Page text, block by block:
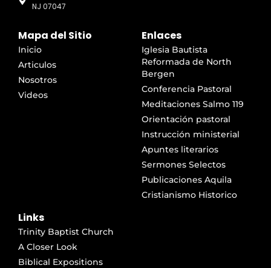
NJ 07047
Mapa del Sitio
Inicio
Articulos
Nosotros
Videos
Enlaces
Iglesia Bautista
Reformada de North
Bergen
Conferencia Pastoral
Meditaciones Salmo 119
Orientación pastoral
Instrucción ministerial
Apuntes literarios
Sermones Selectos
Publicaciones Aquila
Cristianismo Historico
Links
Trinity Baptist Church
A Closer Look
Biblical Expositions